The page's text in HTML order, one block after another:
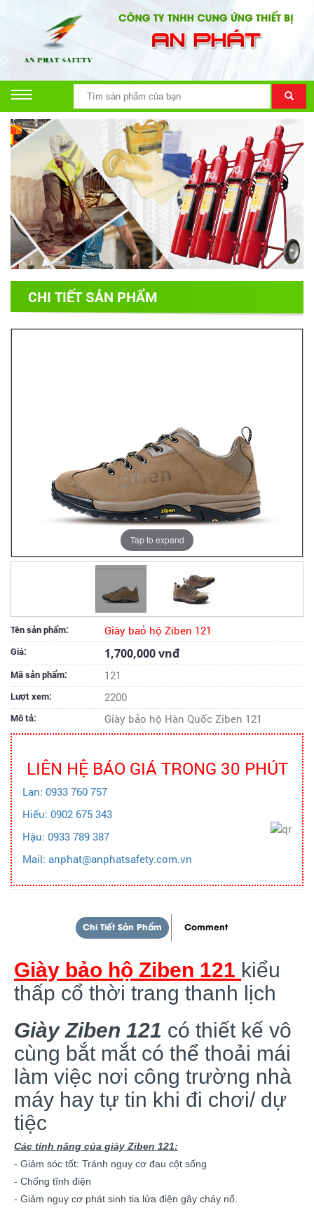
CHI TIẾT SẢN PHẨM
Tap to expand
Tên sản phẩm: Giày baỏ hộ Ziben 121
Giá: 1,700,000 vnđ
Mã sản phẩm: 121
Lượt xem: 2200
Mô tả: Giày bảo hộ Hàn Quốc Ziben 121
LIÊN HỆ BÁO GIÁ TRONG 30 PHÚT
Lan: 0933 760 757
Hiếu: 0902 675 343
Hậu: 0933 789 387
Mail: anphat@anphatsafety.com.vn
Chi Tiết Sản Phẩm Comment
Giày bảo hộ Ziben 121 kiểu
thấp cổ thời trang thanh lịch
Giày Ziben 121 có thiết kế vô
cùng bắt mắt có thể thoải mái
làm việc nơi công trường nhà
máy hay tự tin khi đi chơi/ dự
tiệc
Các tính năng của giày Ziben 121:
- Giảm sóc tốt: Tránh nguy cơ đau cột sống
- Chống tĩnh điện
- Giảm nguy cơ phát sinh tia lửa điện gây cháy nổ.